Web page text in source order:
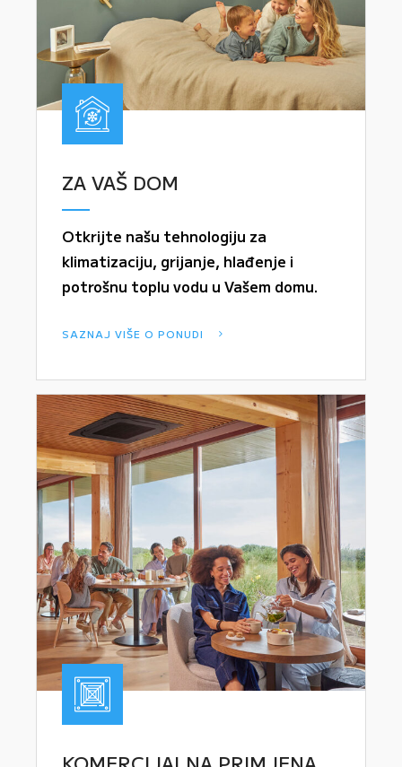
ZA VAŠ DOM
Otkrijte našu tehnologiju za
klimatizaciju, grijanje, hlađenje i
potrošnu toplu vodu u Vašem domu.
SAZNAJ VIŠE O PONUDI